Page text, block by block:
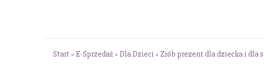
Start » E-Sprzedaż » Dla Dzieci » Zrób prezent dla dziecka i dla